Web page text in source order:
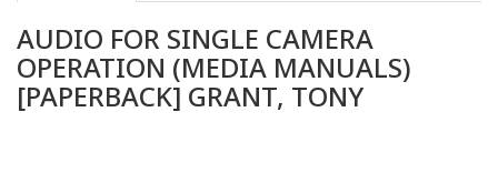
AUDIO FOR SINGLE CAMERA
OPERATION (MEDIA MANUALS)
[PAPERBACK] GRANT, TONY